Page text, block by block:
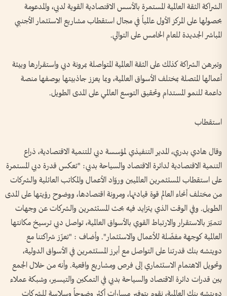
الشراكة الثقة العالمية المستمرة بالأسس الاقتصادية القوية لدبي، والمدعومة
بحصولها على المركز الأول عالمياً في مجال استقطاب مشاريع الاستثمار الأجنبي
المباشر الجديدة للعام الخامس على التوالي.
وتبرهن الشراكة كذلك على الثقة العالمية المتواصلة بمرونة دبي واستقرارها وبيئة
أعمالها المتصلة بمختلف الأسواق العالمية، وبما يعزز جاذبيتها بوصفها منصة
داعمة للنمو المستدام وتحقيق التوسع العالمي على المدى الطويل.
استقطاب
وقال هادي بدري، المدير التنفيذي لمؤسسة دبي للتنمية الاقتصادية، ذراع
التنمية الاقتصادية لدائرة الاقتصاد والسياحة بدبي: "تعكس قدرة دبي المستمرة
على استقطاب المستثمرين العالميين وروّاد الأعمال والمكاتب العائلية والشركات
من مختلف أنحاء العالم قوة قيادتها، ومرونة اقتصادها، ووضوح رؤيتها على المدى
الطويل. وفي الوقت الذي يتزايد فيه بحث المستثمرين والشركات عن وجهات
تتميّز بالاستقرار والارتباط القوي بالأسواق العالمية، تواصل دبي ترسيخ مكانتها
العالمية كوجهة مفضّلة للأعمال والاستثمار". وأضاف : "تعزّز شراكتنا مع
دويتشه بنك قدرتنا على التواصل مع أبرز المستثمرين في الأسواق الدولية،
وتحويل الاهتمام الاستثماري إلى فرص ومشاريع واقعية. وأنه من خلال الجمع
بين قدرات دائرة الاقتصاد والسياحة بدبي في التمكين والتيسير، وشبكة عملاء